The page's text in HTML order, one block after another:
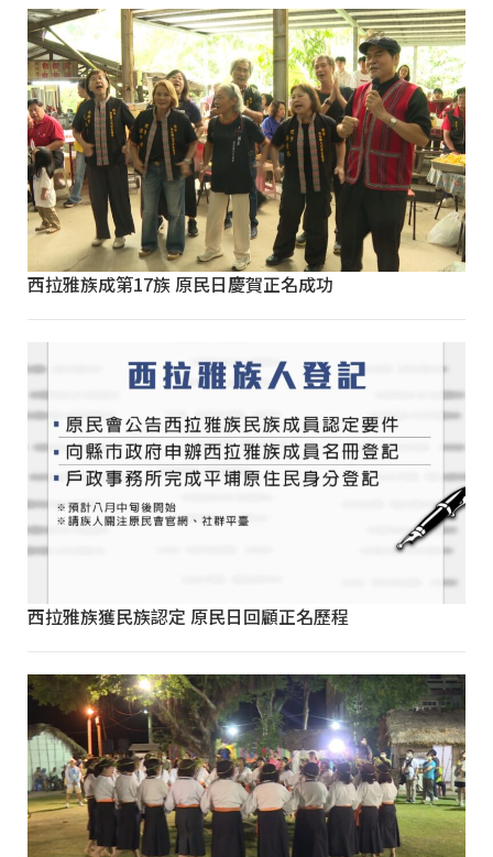
西拉雅族成第17族 原民日慶賀正名成功
西拉雅族獲民族認定 原民日回顧正名歷程